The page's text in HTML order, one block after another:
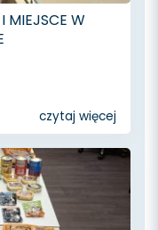
MIEJSCE W
czytaj więcej